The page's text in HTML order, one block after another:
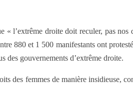
l’extrême droite doit reculer, pas
880 et 1 500 manifestants ont
des gouvernements d’extrême droite.
des femmes de manière insidieuse,